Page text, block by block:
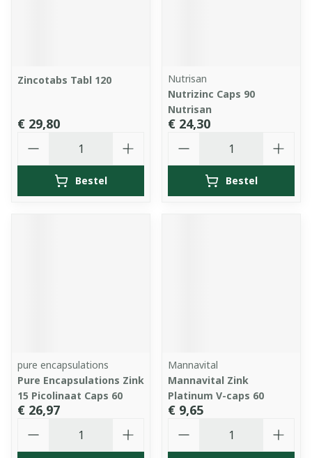
Zincotabs Tabl 120
€ 29,80
Bestel
Nutrisan
Nutrizinc Caps 90
Nutrisan
€ 24,30
Bestel
pure encapsulations
Pure Encapsulations Zink
15 Picolinaat Caps 60
€ 26,97
Mannavital
Mannavital Zink
Platinum V-caps 60
€ 9,65